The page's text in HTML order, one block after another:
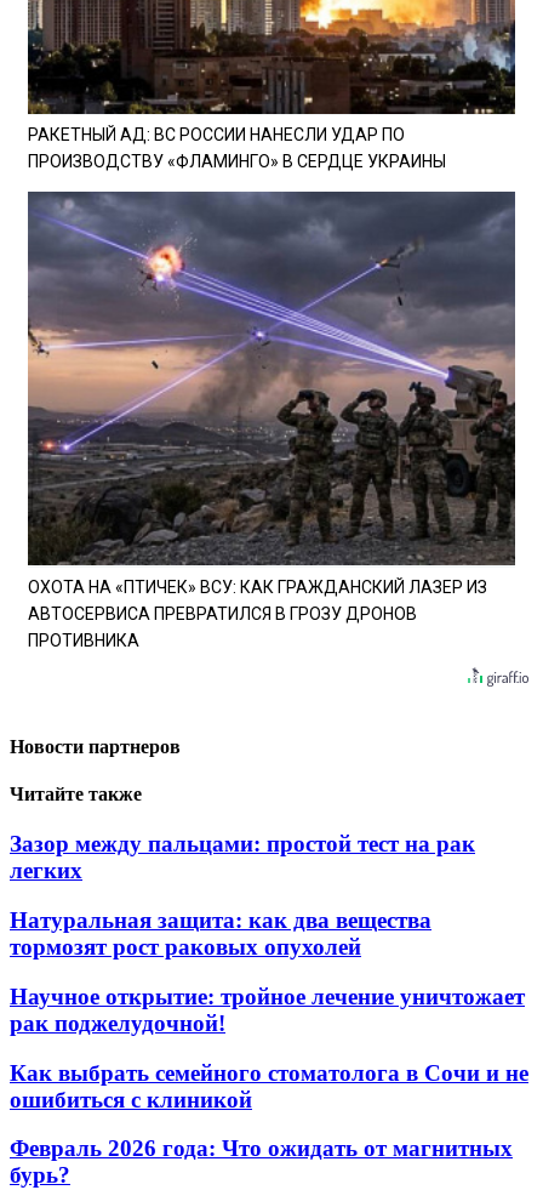
РАКЕТНЫЙ АД: ВС РОССИИ НАНЕСЛИ УДАР ПО
ПРОИЗВОДСТВУ «ФЛАМИНГО» В СЕРДЦЕ УКРАИНЫ
ОХОТА НА «ПТИЧЕК» ВСУ: КАК ГРАЖДАНСКИЙ ЛАЗЕР ИЗ
АВТОСЕРВИСА ПРЕВРАТИЛСЯ В ГРОЗУ ДРОНОВ
ПРОТИВНИКА
Новости партнеров
Читайте также
Зазор между пальцами: простой тест на рак
легких
Натуральная защита: как два вещества
тормозят рост раковых опухолей
Научное открытие: тройное лечение уничтожает
рак поджелудочной!
Как выбрать семейного стоматолога в Сочи и не
ошибиться с клиникой
Февраль 2026 года: Что ожидать от магнитных
бурь?